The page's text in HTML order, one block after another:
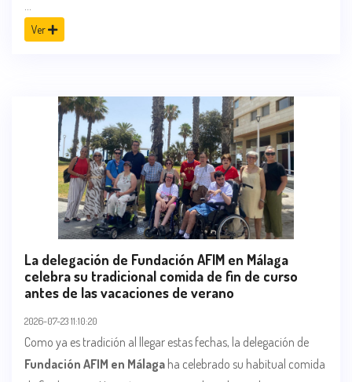
Ver
La delegación de Fundación AFIM en Málaga
celebra su tradicional comida de fin de curso
antes de las vacaciones de verano
2026-07-23 11:10:20
Como ya es tradición al llegar estas fechas, la delegación de
Fundación AFIM en Málaga ha celebrado su habitual comida